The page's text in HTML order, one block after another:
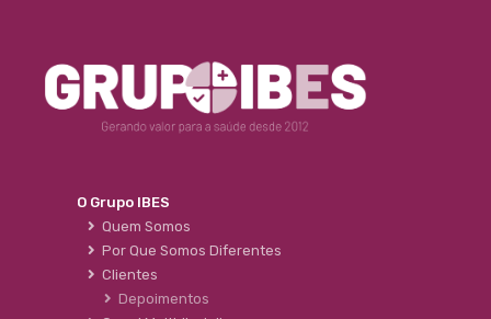
O Grupo IBES
Quem Somos
Por Que Somos Diferentes
Clientes
Depoimentos